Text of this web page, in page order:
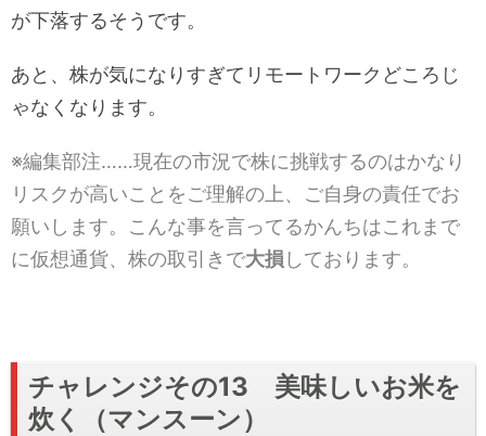
が下落するそうです。
あと、株が気になりすぎてリモートワークどころじ
ゃなくなります。
※編集部注……現在の市況で株に挑戦するのはかなり
リスクが高いことをご理解の上、ご自身の責任でお
願いします。こんな事を言ってるかんちはこれまで
に仮想通貨、株の取引きで大損 しております。
チャレンジその13 美味しいお米を
炊く（マンスーン）